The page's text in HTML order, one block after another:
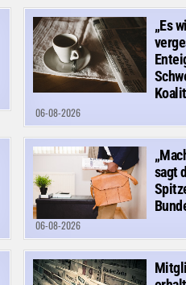
„Es
06-08-2026
sagt
06-08-2026